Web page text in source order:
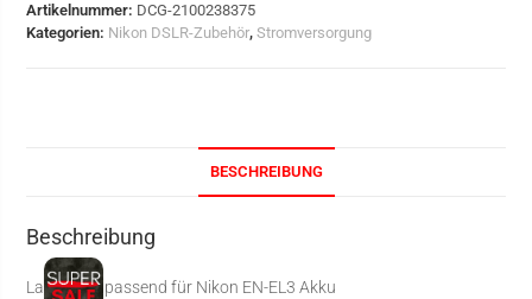
Artikelnummer: DCG-2100238375
Kategorien: Nikon DSLR-Zubehör,Stromversorgung
BESCHREIBUNG
Beschreibung
Ladegerät passend für Nikon EN-EL3 Akku